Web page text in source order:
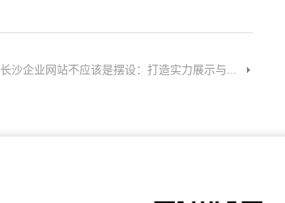
沙企业网站不应该是摆设：打造实力展示与...